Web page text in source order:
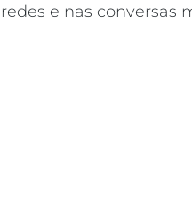
e nas